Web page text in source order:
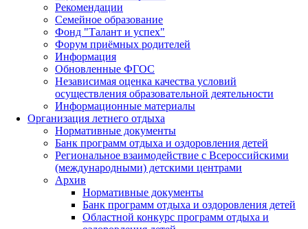
Рекомендации
Семейное образование
Фонд "Талант и успех"
Форум приёмных родителей
Информация
Обновленные ФГОС
Независимая оценка качества условий
осуществления образовательной деятельности
Информационные материалы
Организация летнего отдыха
Нормативные документы
Банк программ отдыха и оздоровления детей
Региональное взаимодействие с Всероссийскими
(международными) детскими центрами
Архив
Нормативные документы
Банк программ отдыха и оздоровления детей
Областной конкурс программ отдыха и